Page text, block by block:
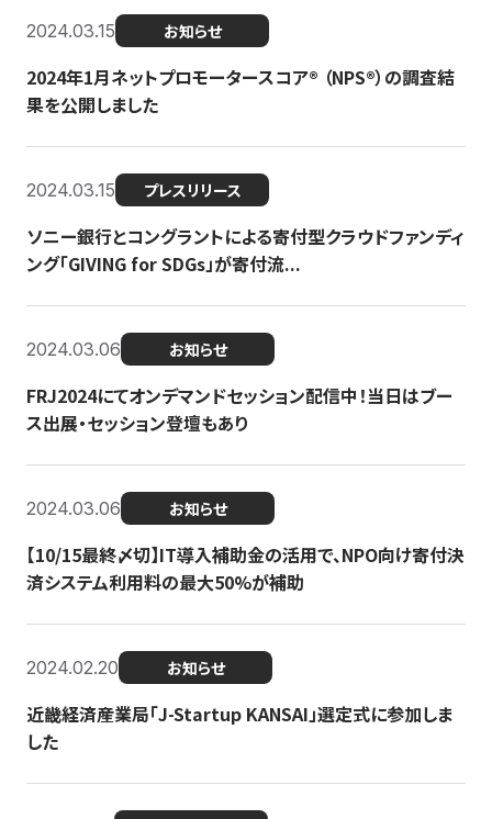
2024.03.15 お知らせ
2024年1月ネットプロモータースコア®︎ （NPS®︎）の調査結
果を公開しました
2024.03.15 プレスリリース
ソニー銀行とコングラントによる寄付型クラウドファンディ
ング「GIVING for SDGs」が寄付流...
2024.03.06 お知らせ
FRJ2024にてオンデマンドセッション配信中！当日はブー
ス出展・セッション登壇もあり
2024.03.06 お知らせ
【10/15最終〆切】IT導入補助金の活用で、NPO向け寄付決
済システム利用料の最大50%が補助
2024.02.20 お知らせ
近畿経済産業局「J-Startup KANSAI」選定式に参加しま
した